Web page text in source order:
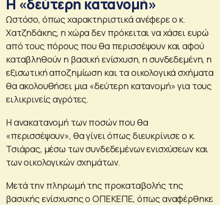
Η «δεύτερη κατανομή»
Ωστόσο, όπως χαρακτηριστικά ανέφερε ο κ.
Χατζηδάκης, η χώρα δεν πρόκειται να χάσει ευρώ
από τους πόρους που θα περισσέψουν και αφού
καταβληθούν η βασική ενίσχυση, η συνδεδεμένη, η
εξισωτική αποζημίωση και τα οικολογικά σχήματα
θα ακολουθήσει μια «δεύτερη κατανομή» για τους
ειλικρινείς αγρότες.
Η ανακατανομή των ποσών που θα
«περισσέψουν», θα γίνει όπως διευκρίνισε ο κ.
Τσιάρας, μέσω των συνδεδεμένων ενισχύσεων και
των οικολογικών σχημάτων.
Μετά την πληρωμή της προκαταβολής της
βασικής ενίσχυσης ο ΟΠΕΚΕΠΕ, όπως αναφέρθηκε